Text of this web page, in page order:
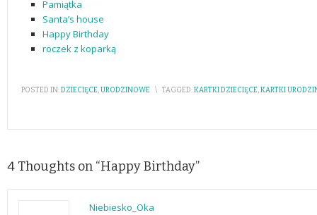
Pamiątka
Santa’s house
Happy Birthday
roczek z koparką
POSTED IN:DZIECIĘCE,URODZINOWE \ TAGGED:KARTKI DZIECIĘCE,KARTKI
4 Thoughts on “Happy Birthday”
Niebiesko_Oka